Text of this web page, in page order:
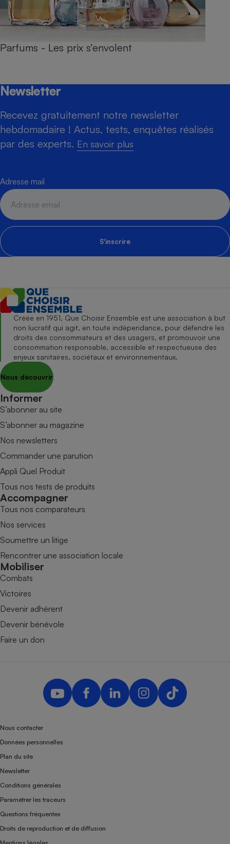
Parfums - Les prix s’envolent
Newsletter
Recevez gratuitement notre newsletter
hebdomadaire ! Actus, tests, enquêtes réalisés
par des experts. En savoir plus
Adresse mail
S'inscrire
Créée en 1951, Que Choisir Ensemble est une association à but
non lucratif qui agit, en toute indépendance, pour défendre les
droits des consommateurs et des usagers, et promouvoir une
consommation responsable, accessible et respectueuse des
enjeux sanitaires, sociétaux et environnementaux.
Nous découvrir
Informer
S’abonner au site
S’abonner au magazine
Nos newsletters
Commander une parution
Appli Quel Produit
Tous nos tests de produits
Accompagner
Tous nos comparateurs
Nos services
Soumettre un litige
Rencontrer une association locale
Mobiliser
Combats
Victoires
Devenir adhérent
Devenir bénévole
Faire un don
Nous contacter
Données personnelles
Plan du site
Newsletter
Conditions générales
Paramétrer les traceurs
Questions fréquentes
Droits de reproduction et de diffusion